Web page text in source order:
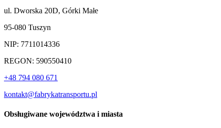
ul. Dworska 20D, Górki Małe
95-080 Tuszyn
NIP: 7711014336
REGON: 590550410
+48 794 080 671
kontakt@fabrykatransportu.pl
Obsługiwane województwa i miasta